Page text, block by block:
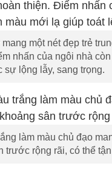
một nét đẹp trẻ
nhấn của ngôi nhà
sự lộng lẫy, sang trọng.
làm màu chủ đạo
trước rộng rãi, có thể